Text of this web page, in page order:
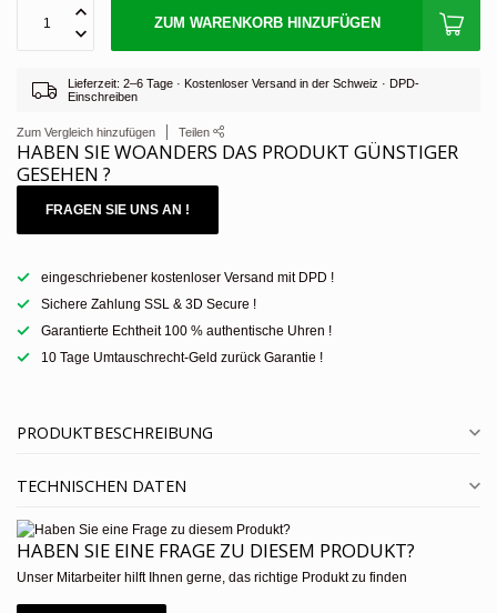
ZUM WARENKORB HINZUFÜGEN
Lieferzeit: 2–6 Tage · Kostenloser Versand in der Schweiz · DPD-
Einschreiben
Zum Vergleich hinzufügen Teilen
HABEN SIE WOANDERS DAS PRODUKT GÜNSTIGER
GESEHEN ?
FRAGEN SIE UNS AN !
eingeschriebener kostenloser Versand mit DPD !
Sichere Zahlung SSL & 3D Secure !
Garantierte Echtheit 100 % authentische Uhren !
10 Tage Umtauschrecht-Geld zurück Garantie !
PRODUKTBESCHREIBUNG
TECHNISCHEN DATEN
HABEN SIE EINE FRAGE ZU DIESEM PRODUKT?
Unser Mitarbeiter hilft Ihnen gerne, das richtige Produkt zu finden